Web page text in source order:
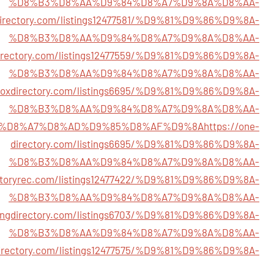
listings12477581/%D9%81%D9%86%D9%8A-
%D8%B3%D8%AA%D9%84%D8%A7%D9%8A%D8%AA-
listings12477559/%D9%81%D9%86%D9%8A-
%D8%B3%D8%AA%D9%84%D8%A7%D9%8A%D8%AA-
listings6695/%D9%81%D9%86%D9%8A-
%D8%B3%D8%AA%D9%84%D8%A7%D9%8A%D8%AA-
https://one-
directory.com/listings6695/%D9%81%D9%86%D9%8A-
%D8%B3%D8%AA%D9%84%D8%A7%D9%8A%D8%AA-
listings12477422/%D9%81%D9%86%D9%8A-
%D8%B3%D8%AA%D9%84%D8%A7%D9%8A%D8%AA-
listings6703/%D9%81%D9%86%D9%8A-
%D8%B3%D8%AA%D9%84%D8%A7%D9%8A%D8%AA-
listings12477575/%D9%81%D9%86%D9%8A-